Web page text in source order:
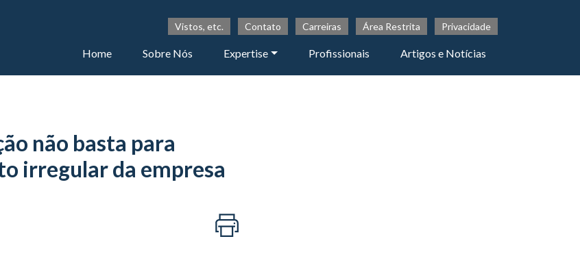
Vistos, etc. Contato Carreiras Área Restrita Privacidade
Home Sobre Nós Expertise Profissionais Artigos e Notícias
não basta para
irregular da empresa